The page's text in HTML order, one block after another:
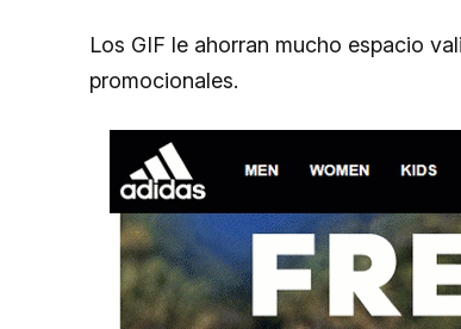
Los GIF le ahorran mucho espacio
promocionales.